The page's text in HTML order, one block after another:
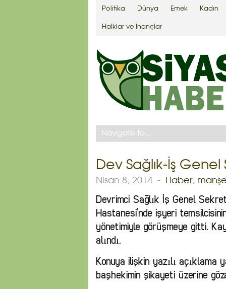
Politika Dünya Emek Kadın
Halklar ve İnançlar
Dev Sağlık-İş Genel
Nisan 8, 2014 - Haber,
Devrimci Sağlık İş Genel
Hastanesi’nde işyeri
yönetimiyle görüşmeye gitti.
alındı.
Konuya ilişkin yazılı açıklama
başhekimin şikayeti üzerine